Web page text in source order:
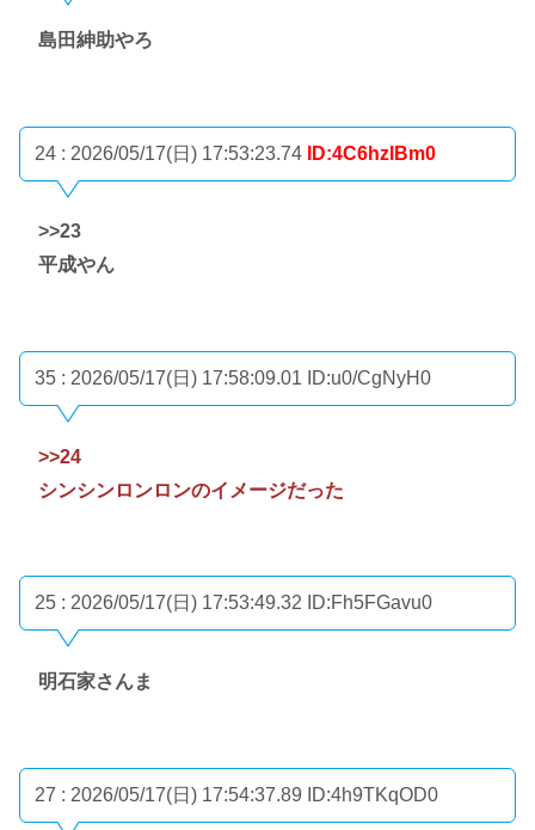
島田紳助やろ
24 : 2026/05/17(日) 17:53:23.74 ID:4C6hzlBm0
>>23
平成やん
35 : 2026/05/17(日) 17:58:09.01 ID:u0/CgNyH0
>>24
シンシンロンロンのイメージだった
25 : 2026/05/17(日) 17:53:49.32 ID:Fh5FGavu0
明石家さんま
27 : 2026/05/17(日) 17:54:37.89 ID:4h9TKqOD0